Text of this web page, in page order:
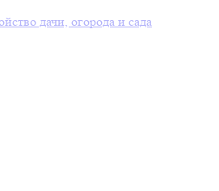
дачи, огорода и сада